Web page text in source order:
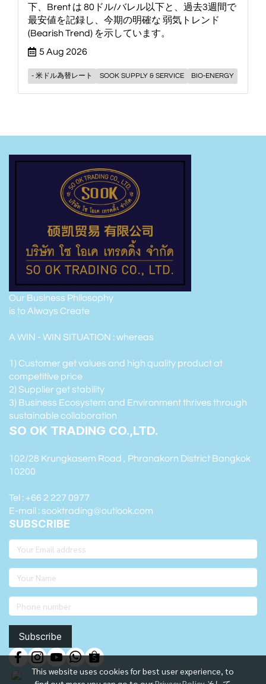
下、Brent は 80ドル/バレル以下と、過去3週間で
最安値を記録し、今期の明確な 弱気トレンド
(Bearish Trend) を示しています。
5 Aug 2026
- 米ドル為替レート SOOK SUPPLY & SERVICE BIO-ENERGY
This website uses cookies for best user experience, to
Our Business Philosophy
is to Always Create
A WIN - WIN SITUATION : whereas
1) Customer get values and high quality product at
competitive price
2) Supplier get stability
3) Business Ecosystem and Environment thrives through
sustainable collaboration
SO OK TRADING CO.,LTD.
102/28 Krungkasem Road , Phranakorn District Bangkok
10200
Tel : +66 2 227 0977
E-mail : sooktrading@outlook.com
SUBSCRIBE
Subscribe